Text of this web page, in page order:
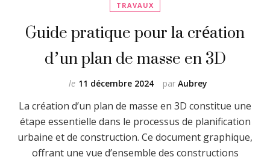
TRAVAUX
Guide pratique pour la création
d’un plan de masse en 3D
par Aubrey
le 11 décembre 2024
La création d’un plan de masse en 3D constitue une
étape essentielle dans le processus de planification
urbaine et de construction. Ce document graphique,
offrant une vue d’ensemble des constructions